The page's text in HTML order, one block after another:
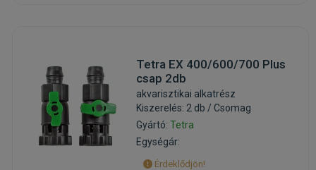
Tetra EX 400/600/700 Plus
csap 2db
akvarisztikai alkatrész
Kiszerelés: 2 db / Csomag
Gyártó: Tetra
Egységár:
Érdeklődjön!